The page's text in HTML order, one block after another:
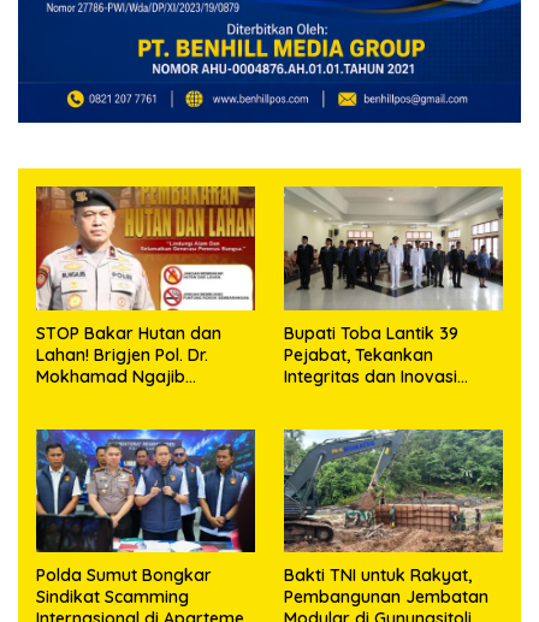
STOP Bakar Hutan dan
Lahan! Brigjen Pol. Dr.
Mokhamad Ngajib
Masa Depan!
Bupati Toba Lantik 39
Pejabat, Tekankan
Integritas dan Inovasi
Polda Sumut Bongkar
Sindikat Scamming
Bakti TNI untuk Rakyat,
Pembangunan Jembatan